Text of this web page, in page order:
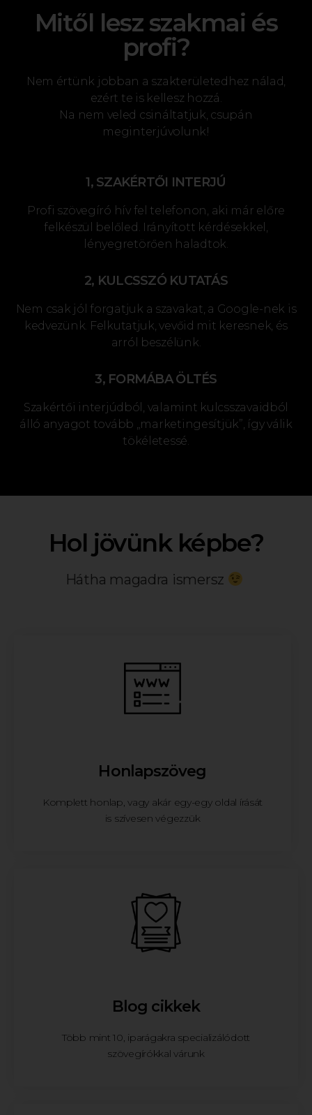
Mitől lesz szakmai és
profi?
Nem értünk jobban a szakterületedhez nálad,
ezért te is kellesz hozzá.
Na nem veled csináltatjuk, csupán
meginterjúvolunk!
1, SZAKÉRTŐI INTERJÚ
Profi szövegíró hív fel telefonon, aki már előre
felkészül belőled. Irányított kérdésekkel,
lényegretörően haladtok.
2, KULCSSZÓ KUTATÁS
Nem csak jól forgatjuk a szavakat, a Google-nek is
kedvezünk. Felkutatjuk, vevőid mit keresnek, és
arról beszélünk.
3, FORMÁBA ÖLTÉS
Szakértői interjúdból, valamint kulcsszavaidból
álló anyagot tovább „marketingesítjük”, így válik
tökéletessé.
Hol jövünk képbe?
Hátha magadra ismersz
Honlapszöveg
Komplett honlap, vagy akár egy-egy oldal írását
is szívesen végezzük
Blog cikkek
Több mint 10, iparágakra specializálódott
szövegírókkal várunk